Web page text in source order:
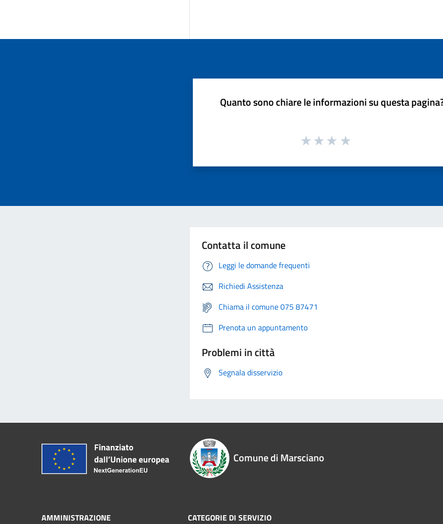
Quanto sono chiare le informazioni su questa
Contatta il comune
Leggi le domande frequenti
Richiedi Assistenza
Chiama il comune 075 87471
Prenota un appuntamento
Problemi in città
Segnala disservizio
Comune di Marsciano
AMMINISTRAZIONE CATEGORIE DI SERVIZIO